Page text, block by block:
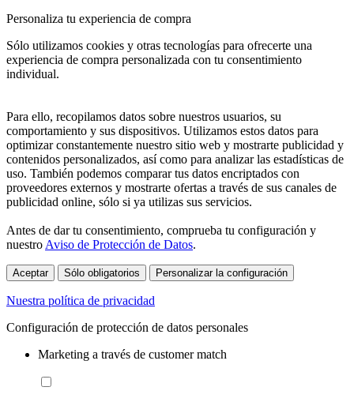
Personaliza tu experiencia de compra
Sólo utilizamos cookies y otras tecnologías para ofrecerte una
experiencia de compra personalizada con tu consentimiento
individual.
Para ello, recopilamos datos sobre nuestros usuarios, su
comportamiento y sus dispositivos. Utilizamos estos datos para
optimizar constantemente nuestro sitio web y mostrarte publicidad y
contenidos personalizados, así como para analizar las estadísticas de
uso. También podemos comparar tus datos encriptados con
proveedores externos y mostrarte ofertas a través de sus canales de
publicidad online, sólo si ya utilizas sus servicios.
Antes de dar tu consentimiento, comprueba tu configuración y
nuestroAviso de Protección de Datos.
Aceptar Sólo obligatorios Personalizar la configuración
Nuestra política de privacidad
Configuración de protección de datos personales
Marketing a través de customer match